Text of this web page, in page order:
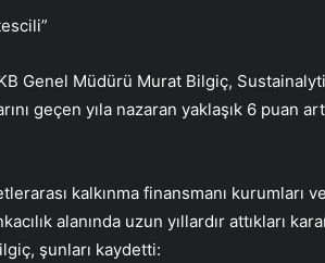
Genel Müdürü Murat Bilgiç,
geçen yıla nazaran yaklaşık 6 puan
kalkınma finansmanı kurumları
alanında uzun yıllardır attıkları
şunları kaydetti: